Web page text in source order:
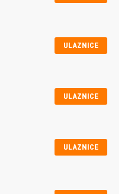
ULAZNICE
ULAZNICE
ULAZNICE